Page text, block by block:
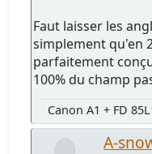
Faut laisser les
simplement qu'en
parfaitement
100% du champ
Canon A1 + FD
A-